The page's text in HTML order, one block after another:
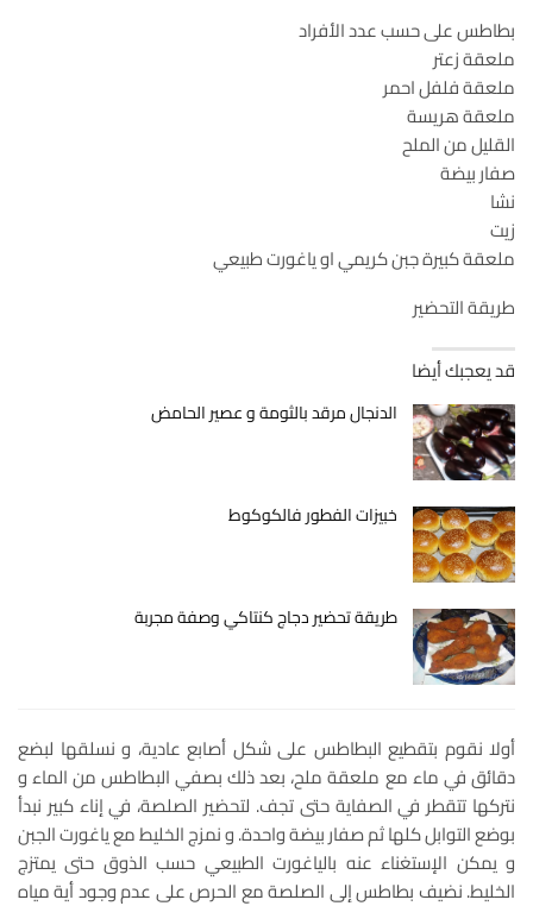
بطاطس على حسب عدد الأفراد
ملعقة زعتر
ملعقة فلفل احمر
ملعقة هريسة
القليل من الملح
صفار بيضة
نشا
زيت
ملعقة كبيرة جبن كريمي او ياغورت طبيعي
طريقة التحضير
قد يعجبك أيضا
الدنجال مرقد بالثومة و عصير الحامض
خبيزات الفطور فالكوكوط
طريقة تحضير دجاج كنتاكي وصفة مجربة
أولا نقوم بتقطيع البطاطس على شكل أصابع عادية، و نسلقها لبضع
دقائق في ماء مع ملعقة ملح، بعد ذلك بصفي البطاطس من الماء و
نتركها تتقطر في الصفاية حتى تجف. لتحضير الصلصة، في إناء كبير نبدأ
بوضع التوابل كلها ثم صفار بيضة واحدة. و نمزج الخليط مع ياغورت الجبن
و يمكن الإستغناء عنه بالياغورت الطبيعي حسب الذوق حتى يمتزج
الخليط. نضيف بطاطس إلى الصلصة مع الحرص على عدم وجود أية مياه